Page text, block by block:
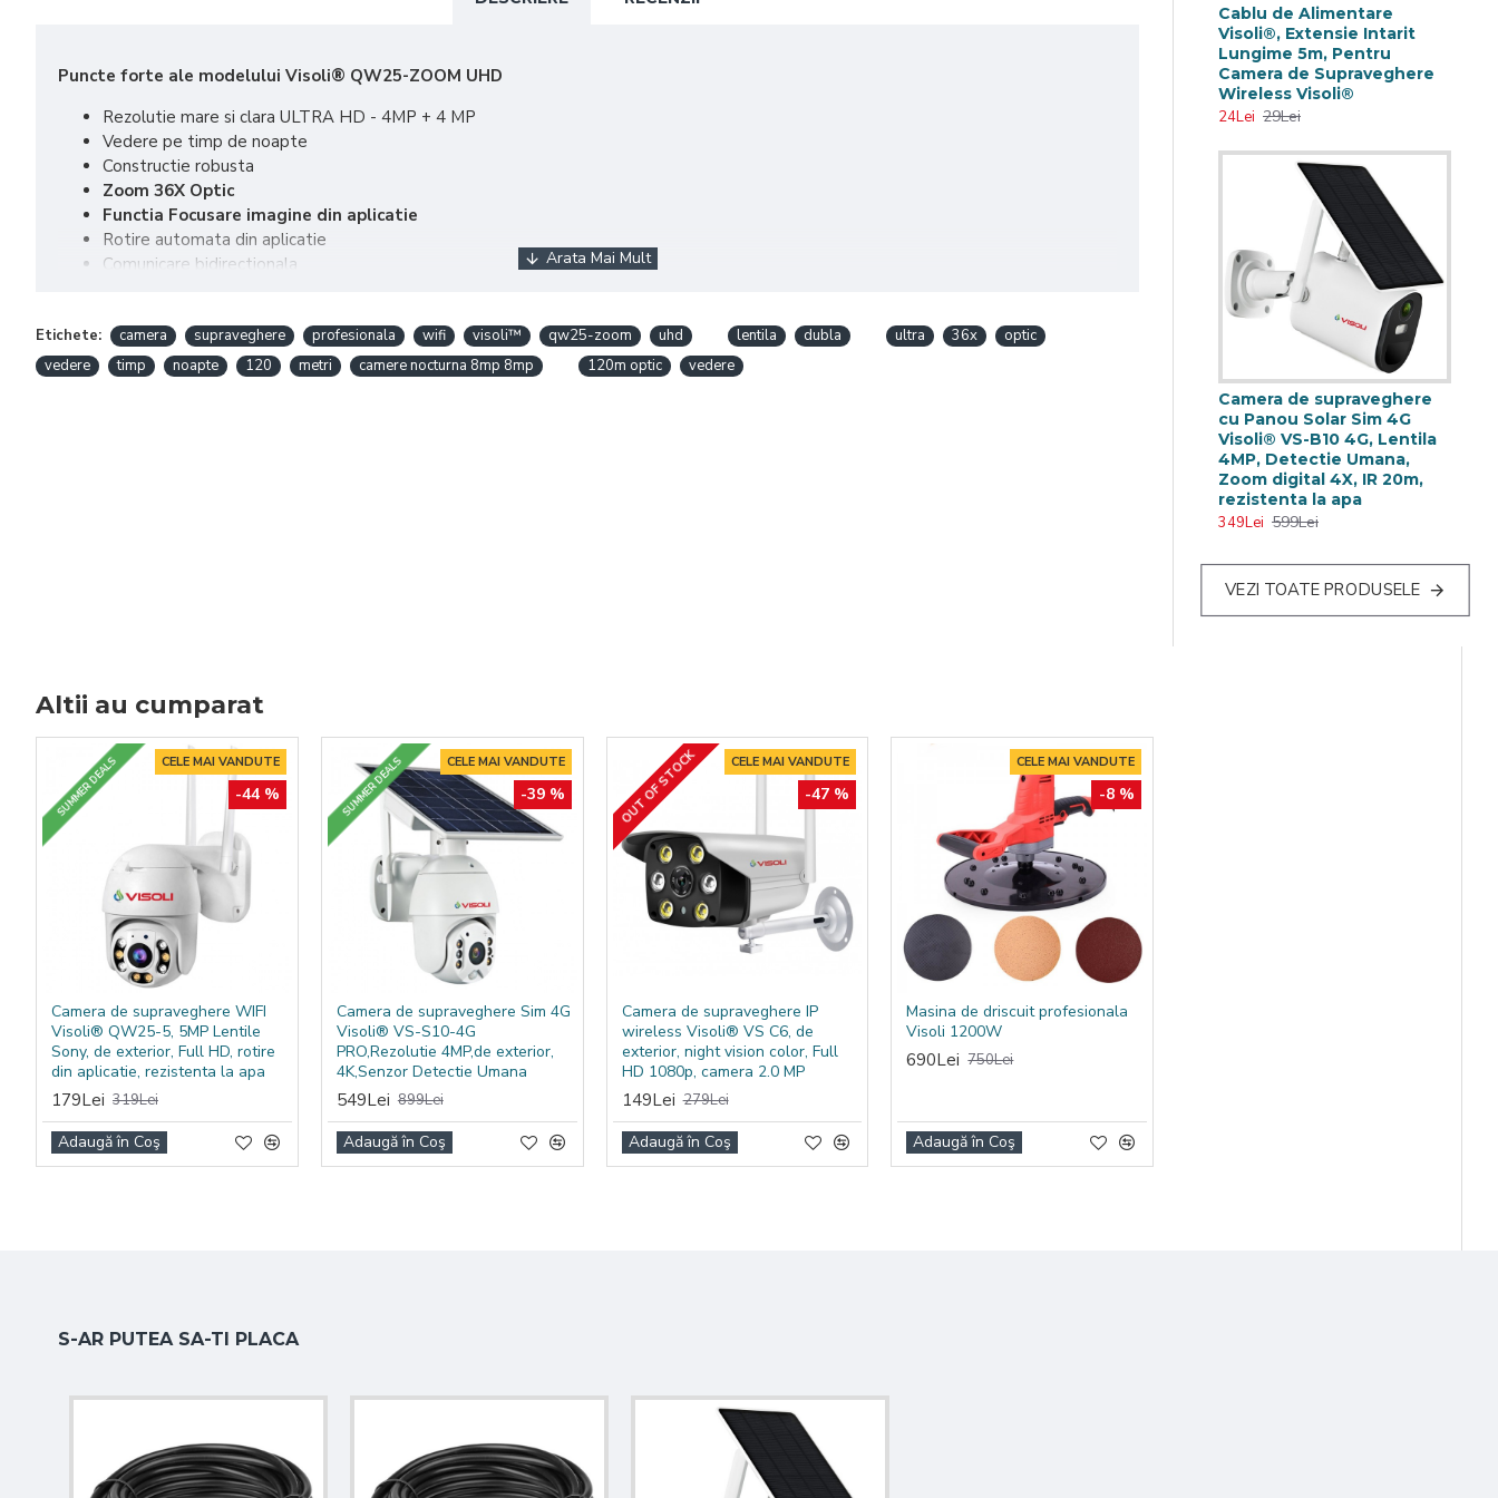
Puncte forte ale modelului Visoli® QW25-ZOOM UHD
Rezolutie mare si clara ULTRA HD - 4MP + 4 MP
Vedere pe timp de noapte
Constructie robusta
Zoom 36X Optic
Functia Focusare imagine din aplicatie
Rotire automata din aplicatie
Comunicare bidirectionala
Rezistenta la apa
Se poate monta fara probleme in exterior
Etichete: camera supraveghere profesionala wifi visoli™ qw25-zoom uhd lentila dubla ultra 36x
optic
vedere
timp noapte 120 metri camere nocturna 8mp 8mp 120m optic vedere
Cablu de Alimentare
Visoli®, Extensie Intarit
Lungime 5m, Pentru
Camera de Supraveghere
Wireless Visoli®
24Lei 29Lei
Camera de supraveghere
cu Panou Solar Sim 4G
Visoli® VS-B10 4G, Lentila
4MP, Detectie Umana,
Zoom digital 4X, IR 20m,
rezistenta la apa
349Lei 599Lei
VEZI TOATE PRODUSELE
Altii au cumparat
CELE MAI VANDUTE
SUMMER DEALS -44 %
Camera de supraveghere WIFI
Visoli® QW25-5, 5MP Lentile
Sony, de exterior, Full HD, rotire
din aplicatie, rezistenta la apa
179Lei 319Lei
Adaugă în Coş
CELE MAI VANDUTE
SUMMER DEALS -39 %
Camera de supraveghere Sim 4G
Visoli® VS-S10-4G
PRO,Rezolutie 4MP,de exterior,
4K,Senzor Detectie Umana
549Lei 899Lei
Adaugă în Coş
CELE MAI VANDUTE
-47 %
OUT OF STOCK
Camera de supraveghere IP
wireless Visoli® VS C6, de
exterior, night vision color, Full
HD 1080p, camera 2.0 MP
149Lei 279Lei
Adaugă în Coş
CELE MAI VANDUTE
-8 %
Masina de driscuit profesionala
Visoli 1200W
690Lei 750Lei
Adaugă în Coş
S-AR PUTEA SA-TI PLACA